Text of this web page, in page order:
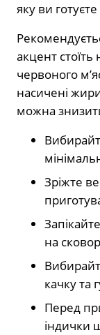
яку ви
акцент
червоного
насичені
можна
Зріжте
на
качку та
Перед
індички